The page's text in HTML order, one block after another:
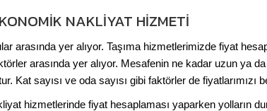
NAKLIYAT HIZMETI
arasında yer alıyor. Taşıma hizmetlerimizde fiyat
arasında yer alıyor. Mesafenin ne kadar uzun ya
sayısı ve oda sayısı gibi faktörler de fiyatlarımızı
hizmetlerinde fiyat hesaplaması yaparken yolların